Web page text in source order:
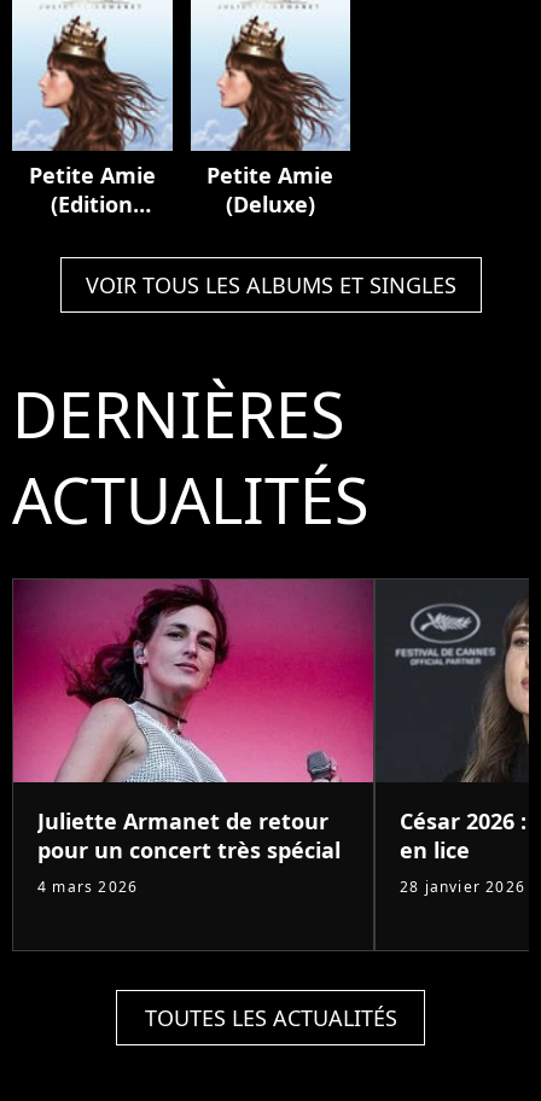
Petite Amie
(Edition
Petite Amie
(Deluxe)
VOIR TOUS LES ALBUMS ET SINGLES
DERNIÈRES
ACTUALITÉS
Juliette Armanet de retour
pour un concert très spécial
4 mars 2026
César 2026
en lice
28 janvier 2026
TOUTES LES ACTUALITÉS